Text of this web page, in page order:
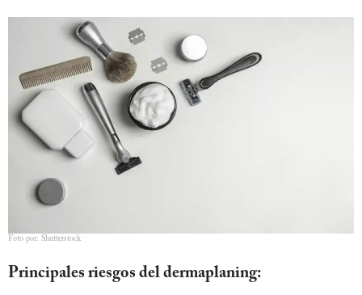
Foto por: Shutterstock
Principales riesgos del dermaplaning: